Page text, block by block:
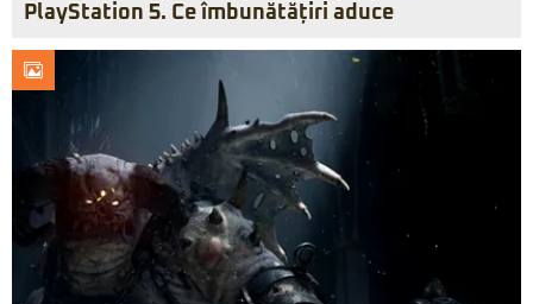
PlayStation 5. Ce îmbunătățiri aduce